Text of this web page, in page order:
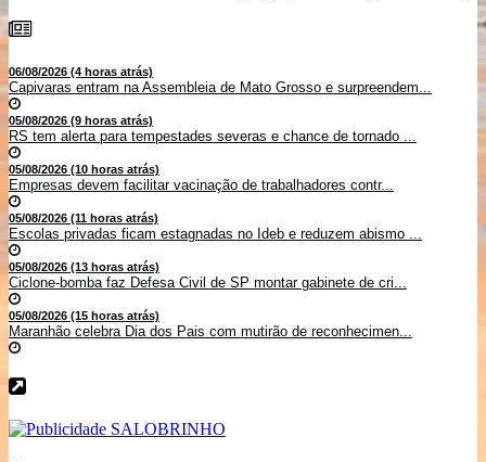
06/08/2026 (4 horas atrás)
Capivaras entram na Assembleia de Mato Grosso e surpreendem...
05/08/2026 (9 horas atrás)
RS tem alerta para tempestades severas e chance de tornado ...
05/08/2026 (10 horas atrás)
Empresas devem facilitar vacinação de trabalhadores contr...
05/08/2026 (11 horas atrás)
Escolas privadas ficam estagnadas no Ideb e reduzem abismo ...
05/08/2026 (13 horas atrás)
Ciclone-bomba faz Defesa Civil de SP montar gabinete de cri...
05/08/2026 (15 horas atrás)
Maranhão celebra Dia dos Pais com mutirão de reconhecimen...